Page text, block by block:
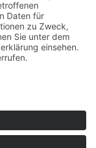
vorbehalten